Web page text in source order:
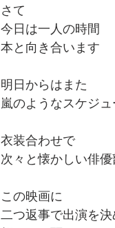
さて
今日は一人の時間
本と向き合います
明日からはまた
嵐のようなスケジ
衣装合わせで
次々と懐かしい俳
この映画に
二つ返事で出演を